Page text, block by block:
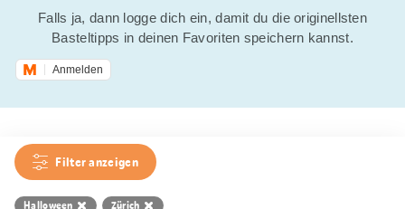
Falls ja, dann logge dich ein, damit du die originellsten
Basteltipps in deinen Favoriten speichern kannst.
Anmelden
Filter anzeigen
Halloween Zürich